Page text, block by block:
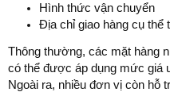
Hình thức vận chuyển
Địa chỉ giao hàng cụ thể
Thông thường, các mặt hàng
có thể được áp dụng mức giá
Ngoài ra, nhiều đơn vị còn hỗ